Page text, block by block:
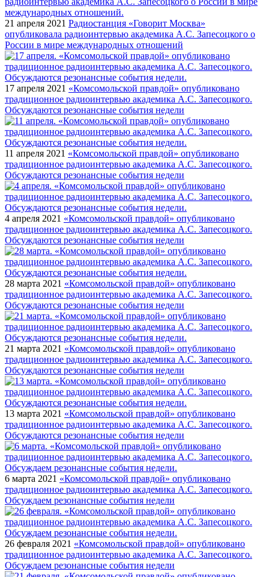
21 апреля 2021 Радиостанция «Говорит Москва»
опубликовала радиоинтервью академика А.С. Запесоцкого о
России в мире международных отношений
17 апреля 2021 «Комсомольской правдой» опубликовано
традиционное радиоинтервью академика А.С. Запесоцкого.
Обсуждаются резонансные события недели
11 апреля 2021 «Комсомольской правдой» опубликовано
традиционное радиоинтервью академика А.С. Запесоцкого.
Обсуждаются резонансные события недели
4 апреля 2021 «Комсомольской правдой» опубликовано
традиционное радиоинтервью академика А.С. Запесоцкого.
Обсуждаются резонансные события недели
28 марта 2021 «Комсомольской правдой» опубликовано
традиционное радиоинтервью академика А.С. Запесоцкого.
Обсуждаются резонансные события недели
21 марта 2021 «Комсомольской правдой» опубликовано
традиционное радиоинтервью академика А.С. Запесоцкого.
Обсуждаются резонансные события недели
13 марта 2021 «Комсомольской правдой» опубликовано
традиционное радиоинтервью академика А.С. Запесоцкого.
Обсуждаются резонансные события недели
6 марта 2021 «Комсомольской правдой» опубликовано
традиционное радиоинтервью академика А.С. Запесоцкого.
Обсуждаем резонансные события недели
26 февраля 2021 «Комсомольской правдой» опубликовано
традиционное радиоинтервью академика А.С. Запесоцкого.
Обсуждаем резонансные события недели